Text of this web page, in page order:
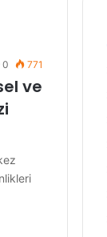
0 771
ve